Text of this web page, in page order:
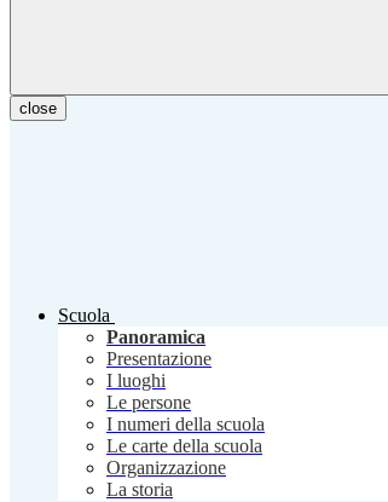
close
Scuola
Panoramica
Presentazione
I luoghi
Le persone
I numeri della scuola
Le carte della scuola
Organizzazione
La storia